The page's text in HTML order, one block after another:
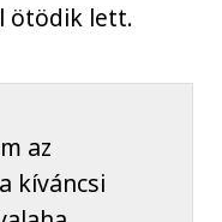
ötödik lett.
az
kíváncsi